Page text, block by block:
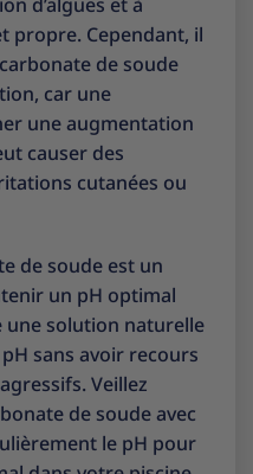
propre. Cependant, il
de soude
car une
une augmentation
causer des
cutanées ou
de soude est un
un pH optimal
une solution naturelle
sans avoir recours
Veillez
de soude avec
le pH pour